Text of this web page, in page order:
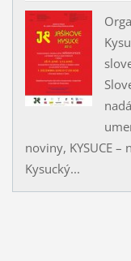
noviny, KYSUCE
Kysucký...